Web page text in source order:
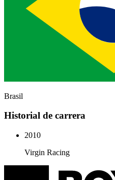
Brasil
Historial de carrera
2010
Virgin Racing